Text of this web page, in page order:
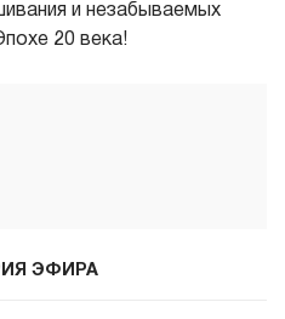
и незабываемых
20 века!
ЭФИРА